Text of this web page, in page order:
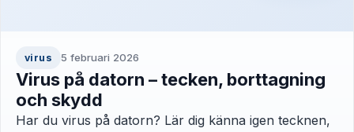
virus 5 februari 2026
Virus på datorn – tecken, borttagning
och skydd
Har du virus på datorn? Lär dig känna igen tecknen,